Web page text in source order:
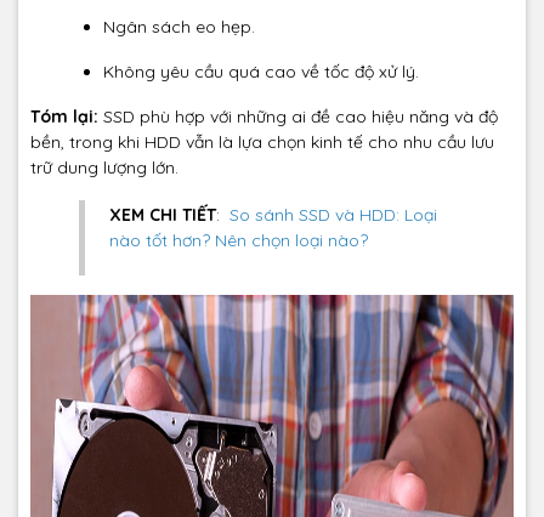
Ngân sách eo hẹp.
Không yêu cầu quá cao về tốc độ xử lý.
Tóm lại: SSD phù hợp với những ai đề cao hiệu năng và độ
bền, trong khi HDD vẫn là lựa chọn kinh tế cho nhu cầu lưu
trữ dung lượng lớn.
XEM CHI TIẾT: So sánh SSD và HDD: Loại
nào tốt hơn? Nên chọn loại nào?